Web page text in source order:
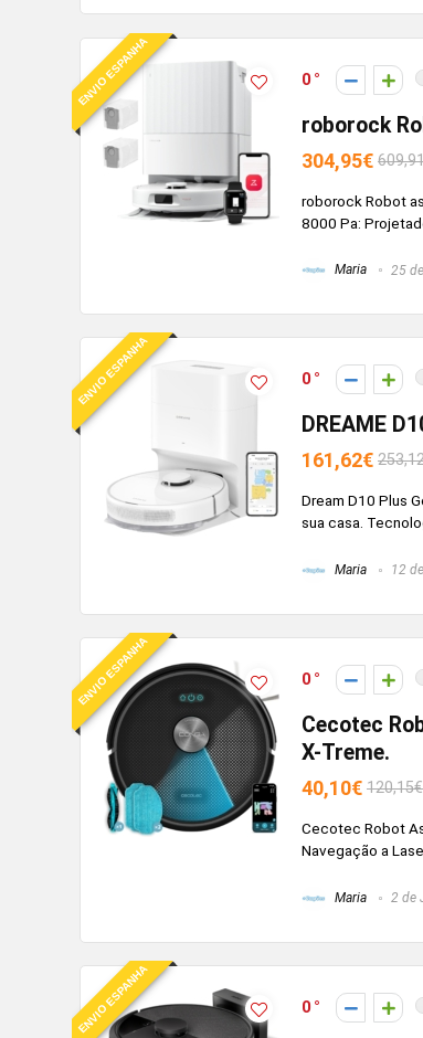
ENVIO ESPANHA 0
roborock
304,95€
roborock Robot
8000 Pa:
Maria 25
ENVIO ESPANHA 0
DREAME
161,62€
Dream D10 Plus
sua casa.
Maria 12
ENVIO ESPANHA 0
Cecotec
X-Treme.
40,10€ 120,15€
Cecotec Robot
Navegação a
Maria 2 de
ENVIO ESPANHA 0